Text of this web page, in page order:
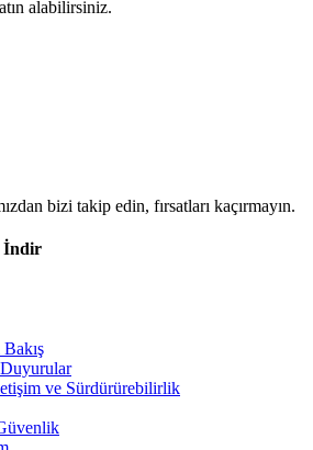
alabilirsiniz.
bizi takip edin, fırsatları kaçırmayın.
İndir
ve Sürdürürebilirlik